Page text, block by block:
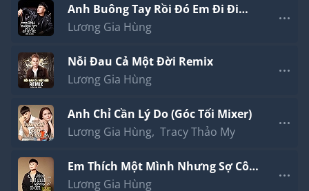
Anh Buông Tay Rồi Đó Em Đi Đi
Remix
Lương Gia Hùng
Nỗi Đau Cả Một Đời Remix
Lương Gia Hùng
Anh Chỉ Cần Lý Do (Góc Tối Mixer)
Lương Gia Hùng, Tracy Thảo My
Em Thích Một Mình Nhưng Sợ Cô
Đơn (Dj Pipo Remix)
Lương Gia Hùng